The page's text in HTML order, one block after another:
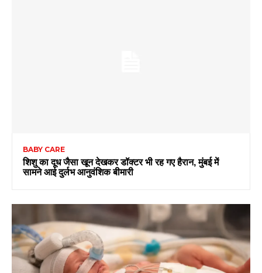
BABY CARE
शिशु का दूध जैसा खून देखकर डॉक्टर भी रह गए हैरान, मुंबई में
सामने आई दुर्लभ आनुवंशिक बीमारी